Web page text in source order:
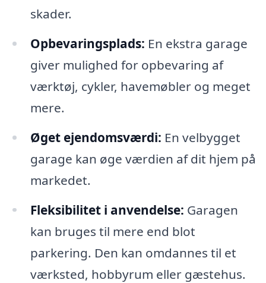
skader.
Opbevaringsplads: En ekstra garage
giver mulighed for opbevaring af
værktøj, cykler, havemøbler og meget
mere.
Øget ejendomsværdi: En velbygget
garage kan øge værdien af dit hjem på
markedet.
Fleksibilitet i anvendelse: Garagen
kan bruges til mere end blot
parkering. Den kan omdannes til et
værksted, hobbyrum eller gæstehus.